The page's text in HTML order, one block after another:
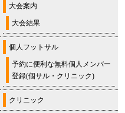
大会案内
大会結果
個人フットサル
予約に便利な無料個人メンバー
登録(個サル・クリニック)
クリニック